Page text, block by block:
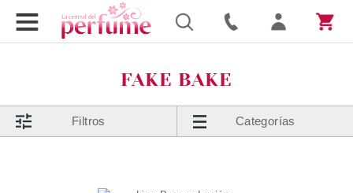
FAKE BAKE
Filtros Categorías